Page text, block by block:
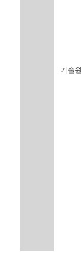
기술원